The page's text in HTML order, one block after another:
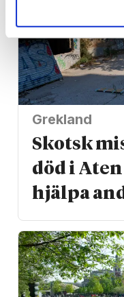
Grekland
Skotsk
död i
hjälpa